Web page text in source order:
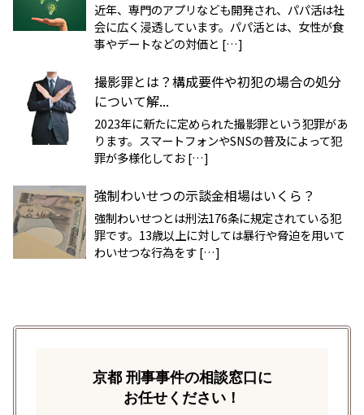
近年、専門のアプリなども開発され、パパ活は社
会に広く浸透しています。パパ活とは、女性が食
事やデートなどの対価と […]
撮影罪とは？構成要件や初犯の場合の処分
について解...
2023年に新たに定められた撮影罪という犯罪があ
ります。スマートフォンやSNSの普及によって犯
罪が多様化してお […]
強制わいせつの示談金相場はいくら？
強制わいせつとは刑法176条に規定されている犯
罪です。13歳以上に対しては暴行や脅迫を用いて
わいせつな行為をす […]
京都 刑事事件の相談窓口に
お任せください！